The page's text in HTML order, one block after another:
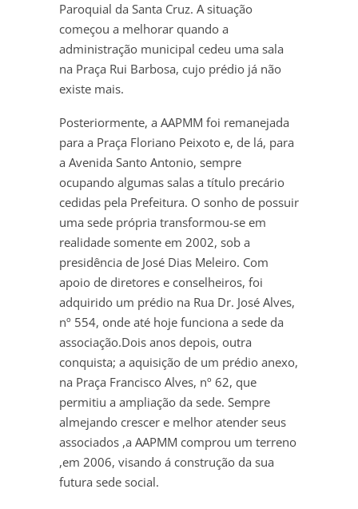
Paroquial da Santa Cruz. A situação
começou a melhorar quando a
administração municipal cedeu uma sala
na Praça Rui Barbosa, cujo prédio já não
existe mais.
Posteriormente, a AAPMM foi remanejada
para a Praça Floriano Peixoto e, de lá, para
a Avenida Santo Antonio, sempre
ocupando algumas salas a título precário
cedidas pela Prefeitura. O sonho de possuir
uma sede própria transformou-se em
realidade somente em 2002, sob a
presidência de José Dias Meleiro. Com
apoio de diretores e conselheiros, foi
adquirido um prédio na Rua Dr. José Alves,
nº 554, onde até hoje funciona a sede da
associação.Dois anos depois, outra
conquista; a aquisição de um prédio anexo,
na Praça Francisco Alves, nº 62, que
permitiu a ampliação da sede. Sempre
almejando crescer e melhor atender seus
associados ,a AAPMM comprou um terreno
,em 2006, visando á construção da sua
futura sede social.